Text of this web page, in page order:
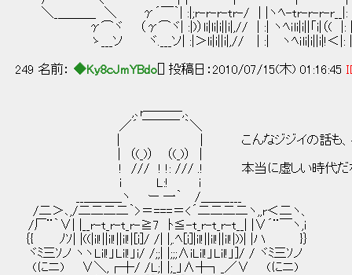
＼_＿＿＿ ＼ γ´￣｀| :|;r-r-r-tr-/ | |ヽﾍ-tr-r-r-r__|:
γ⌒ヾ （γ⌒ヾ| :|)）li|li|i||i|,// | :| ヽﾍｉli|i||「i|（( |:
ゝ___ソ ヾ.___ソ| :|＞li|i||i|,// | :| ヽﾍｉli|i||i|!＜|: |;ﾍ､
249 名前： ◆Ky8cJmYBdo [] 投稿日：2010/07/15(木) 01:16:45
,､r───,､
／´ ￣￣￣ ｀＼
| | こんなジジイの話も、ろくに聞い
| （(_)） （(_)） |
! /// ! !: /// .! 本当に虚しい時代だ
i L:! i
__＿＿＿ヽ ー 一｀ /＿＿____
/二＞､,/二二二二｀>＝===＝<´二二二二ヽ,,r＜二ヽ、
/厂¨｀∨| |__r-t_r-t_r-≧7 ﾄ≦-t_r-t_r-t__| |∨´¨￣ヽ,i
｛{ ﾉｿ| |((|il!||il!||il!|[i]/ /| |,.ﾍ[i]|il!||il!||il!|))| |ハ }｝
ヾﾐ三ｿノ ヽヽLil!」Lil!」i/ /;;| |;;;∧iLil!」Lil!」]/ / ヾﾐ三ｿノ
(にニ) ∨＼,┌┼/ /L;| |;_」∧┼┐_／∨ (にニ)